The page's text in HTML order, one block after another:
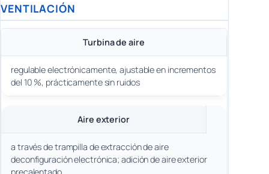
VENTILACIÓN
Turbina de aire
regulable electrónicamente, ajustable en incrementos
del 10 %, prácticamente sin ruidos
Aire exterior
a través de trampilla de extracción de aire
deconfiguración electrónica; adición de aire exterior